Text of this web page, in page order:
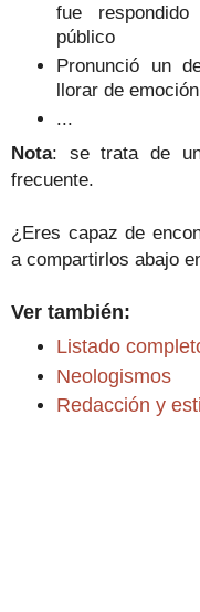
fue
público
Pronunció un
llorar de
...
Nota: se trata de un
frecuente.
¿Eres capaz de
a compartirlos abajo
Ver también:
Listado
Neologismos
Redacción y